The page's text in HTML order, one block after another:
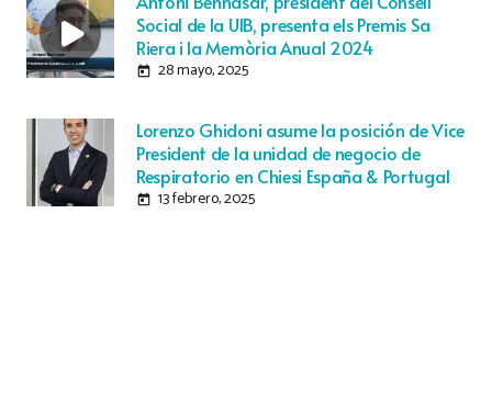
Social de la UIB, presenta els Premis Sa
Riera i la Memòria Anual 2024
today 28 mayo, 2025
Lorenzo Ghidoni asume la posición de Vice
President de la unidad de negocio de
Respiratorio en Chiesi España & Portugal
today 13 febrero, 2025